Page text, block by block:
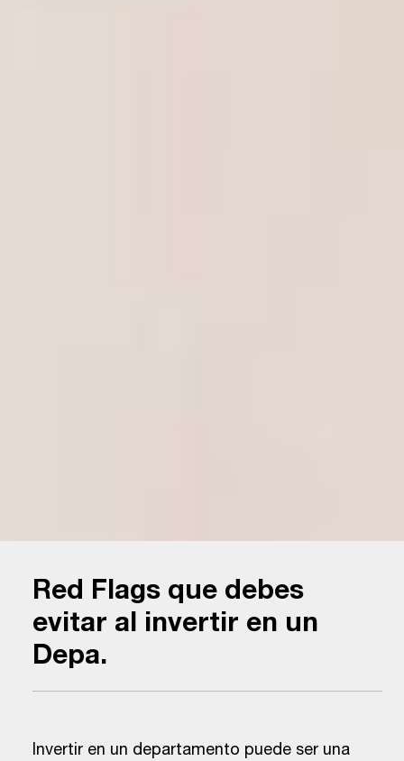
Red Flags que debes
evitar al invertir en un
Depa.
Invertir en un departamento puede ser una